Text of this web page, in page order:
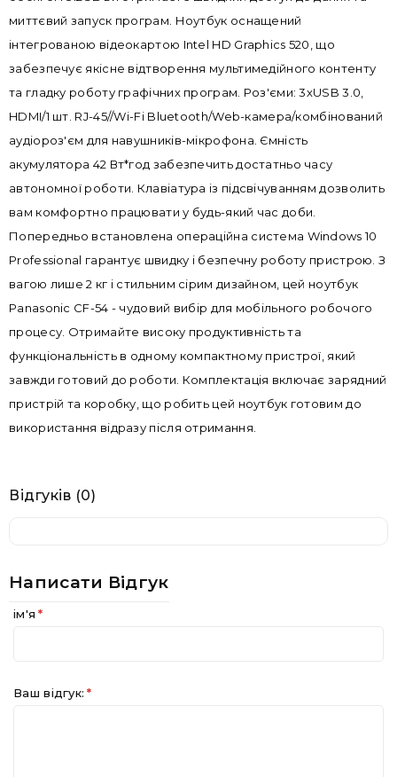
миттєвий запуск програм. Ноутбук оснащений
інтегрованою відеокартою Intel HD Graphics 520, що
забезпечує якісне відтворення мультимедійного контенту
та гладку роботу графічних програм. Роз'єми: 3xUSB 3.0,
HDMI/1 шт. RJ-45//Wi-Fi Bluetooth/Web-камера/комбінований
аудіороз'єм для навушників-мікрофона. Ємність
акумулятора 42 Вт*год забезпечить достатньо часу
автономної роботи. Клавіатура із підсвічуванням дозволить
вам комфортно працювати у будь-який час доби.
Попередньо встановлена операційна система Windows 10
Professional гарантує швидку і безпечну роботу пристрою. З
вагою лише 2 кг і стильним сірим дизайном, цей ноутбук
Panasonic CF-54 - чудовий вибір для мобільного робочого
процесу. Отримайте високу продуктивність та
функціональність в одному компактному пристрої, який
завжди готовий до роботи. Комплектація включає зарядний
пристрій та коробку, що робить цей ноутбук готовим до
використання відразу після отримання.
Відгуків (0)
Написати Відгук
ім'я
Ваш відгук: